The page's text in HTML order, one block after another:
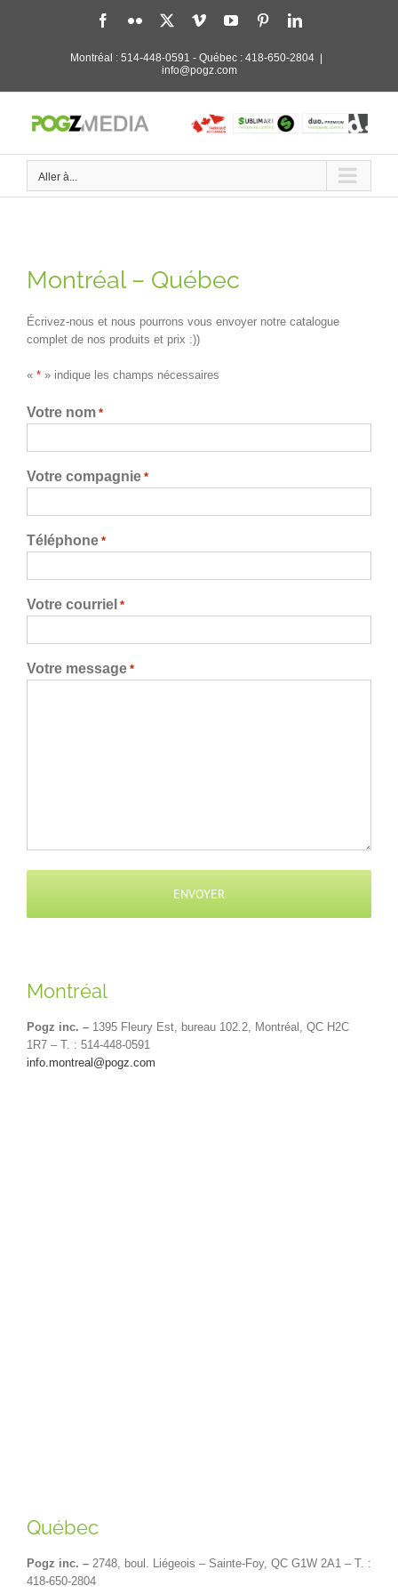
Facebook
Flickr VimeoYouTubePinterestLinkedIn
Montréal : 514-448-0591 - Québec : 418-650-2804
info@pogz.com
Aller à...
Montréal – Québec
Écrivez-nous et nous pourrons vous envoyer notre catalogue
complet de nos produits et prix :))
« *» indique les champs nécessaires
Votre nom *
Votre compagnie *
Téléphone *
Votre courriel *
Votre message *
Montréal
Pogz inc. – 1395 Fleury Est, bureau 102.2, Montréal, QC H2C
1R7 – T. : 514-448-0591
info.montreal@pogz.com
Québec
Pogz inc. – 2748, boul. Liégeois – Sainte-Foy, QC G1W 2A1 – T. :
418-650-2804